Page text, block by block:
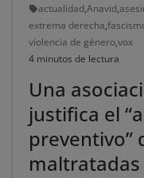
actualidad,Anavid,
extrema derecha,
violencia de género,vox
4 minutos de lectura
Una
justifica el
preventivo”
maltratadas